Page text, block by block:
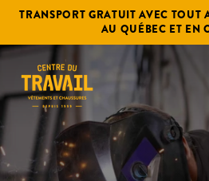
Passer
contenu
TRANSPORT GRATUIT AVEC TOUT
AU QUÉBEC ET EN
CENTRE
DU
TRAVAIL